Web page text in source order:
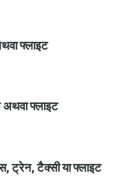
फ्लाइट
फ्लाइट
ट्रेन, टैक्सी या फ्लाइट